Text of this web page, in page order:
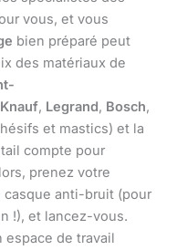
vous, et vous
bien préparé peut
des matériaux de
Knauf, Legrand, Bosch,
et mastics) et la
compte pour
prenez votre
anti-bruit (pour
!), et lancez-vous.
de travail